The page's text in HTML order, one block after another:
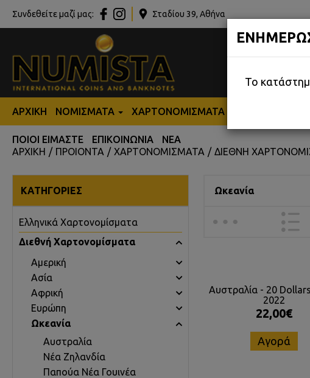
Συνδεθείτε μαζί μας: Σταδίου 39, Αθήνα
ΑΡΧΙΚΗ ΝΟΜΙΣΜΑΤΑ ΧΑΡΤΟΝΟΜΙΣΜΑΤΑ ΑΝΑΛΩΣΙΜΑ/
ΠΟΙΟΙ ΕΙΜΑΣΤΕ ΕΠΙΚΟΙΝΩΝΙΑ
ΝΕΑ
ΑΡΧΙΚΗ
ΠΡΟΙΟΝΤΑ ΧΑΡΤΟΝΟΜΙΣΜΑΤΑ ΔΙΕΘΝΗ
ΚΑΤΗΓΟΡΙΕΣ
Eλληνικά Χαρτονομίσματα
Διεθνή Χαρτονομίσματα
Αμερική
Ασία
Αφρική
Ευρώπη
Ωκεανία
Αυστραλία
Νέα Ζηλανδία
Παπούα Νέα Γουινέα
Ωκεανία
Αυστραλία - 20
2022
22,00€
Αγορά
Το